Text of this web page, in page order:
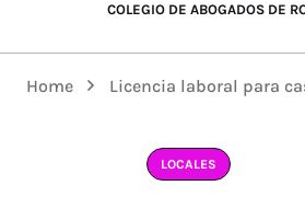
COLEGIO DE ABOGADOS DE
Home Licencia laboral para
LOCALES